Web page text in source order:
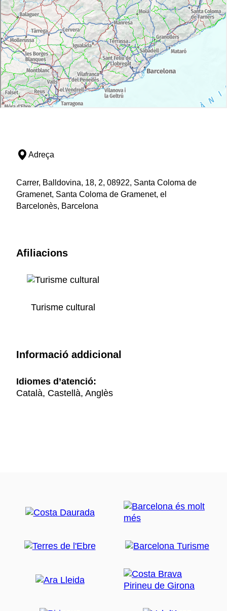
Adreça
Carrer, Balldovina, 18, 2, 08922, Santa Coloma de
Gramenet, Santa Coloma de Gramenet, el
Barcelonès, Barcelona
Afiliacions
Turisme cultural
Informació addicional
Idiomes d’atenció:
Català, Castellà, Anglès